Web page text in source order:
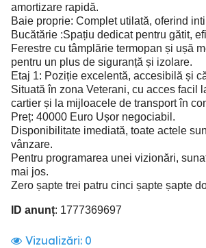
amortizare rapidă.
Baie proprie: Complet utilată, oferind
Bucătărie :Spațiu dedicat pentru gătit,
Ferestre cu tâmplărie termopan și ușă
pentru un plus de siguranță și izolare.
Etaj 1: Poziție excelentă, accesibilă și
Situată în zona Veterani, cu acces facil
cartier și la mijloacele de transport în
Preț: 40000 Euro Ușor negociabil.
Disponibilitate imediată, toate actele
vânzare.
Pentru programarea unei vizionări,
mai jos.
Zero șapte trei patru cinci șapte șapte
ID anunț: 1777369697
Vizualizări: 0